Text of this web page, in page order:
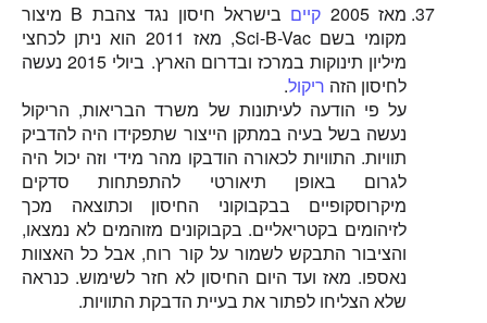
מאז 2005 קיים
בישראל חיסון נגד צהבת B מיצור
מקומי בשם Sci-B-Vac, מאז 2011 הוא ניתן לכחצי
מיליון תינוקות במרכז ובדרום הארץ. ביולי 2015 נעשה
לחיסון הזה ריקול.
על פי הודעה לעיתונות של משרד הבריאות, הריקול
נעשה בשל בעיה במתקן הייצור שתפקידו היה להדביק
תוויות. התוויות לכאורה הודבקו מהר מידי וזה יכול היה
לגרום באופן תיאורטי להתפתחות סדקים
מיקרוסקופיים בבקבוקוני החיסון וכתוצאה מכך
לזיהומים בקטריאליים. בקבוקונים מזוהמים לא נמצאו,
והציבור התבקש לשמור על קור רוח, אבל כל האצוות
נאספו. מאז ועד היום החיסון לא חזר לשימוש. כנראה
שלא הצליחו לפתור את בעיית הדבקת התוויות.